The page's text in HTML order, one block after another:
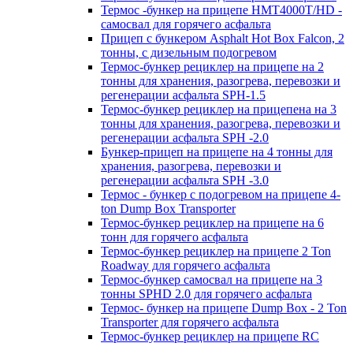
Термос -бункер на прицепе HMT4000T/HD -
самосвал для горячего асфальта
Прицеп с бункером Asphalt Hot Box Falcon, 2
тонны, с дизельным подогревом
Термос-бункер рециклер на прицепе на 2
тонны для хранения, разогрева, перевозки и
регенерации асфальта SPH-1.5
Термос-бункер рециклер на прицепена на 3
тонны для хранения, разогрева, перевозки и
регенерации асфальта SPH -2.0
Бункер-прицеп на прицепе на 4 тонны для
хранения, разогрева, перевозки и
регенерации асфальта SPH -3.0
Термос - бункер с подогревом на прицепе 4-
ton Dump Box Transporter
Термос-бункер рециклер на прицепе на 6
тонн для горячего асфальта
Термос-бункер рециклер на прицепе 2 Ton
Roadway для горячего асфальта
Термос-бункер самосвал на прицепе на 3
тонны SPHD 2.0 для горячего асфальта
Термос- бункер на прицепе Dump Box - 2 Ton
Transporter для горячего асфальта
Термос-бункер рециклер на прицепе RC